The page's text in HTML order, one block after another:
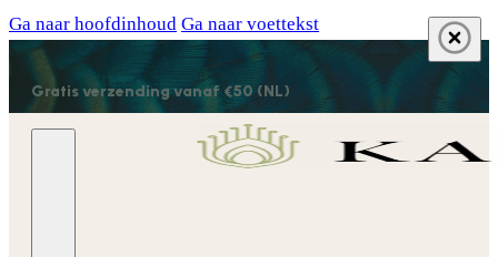
Ga naar hoofdinhoud Ga naar voettekst
Gratis verzending vanaf €50 (NL)